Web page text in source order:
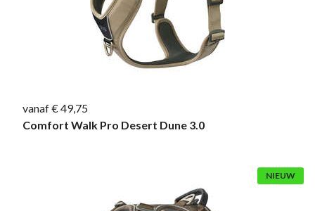
vanaf € 49,75
Comfort Walk Pro Desert Dune 3.0
NIEUW